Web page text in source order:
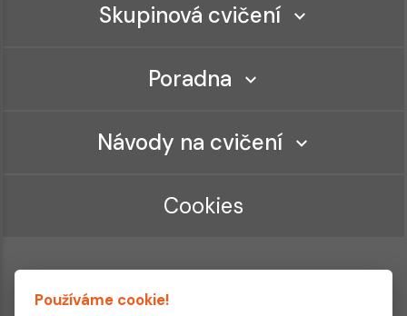
Skupinová cvičení
Poradna
Návody na cvičení
Cookies
Používáme cookie!